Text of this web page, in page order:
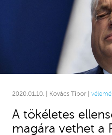
2020.01.10. | Kovács Tibor |
A tökéletes
magára vethet a